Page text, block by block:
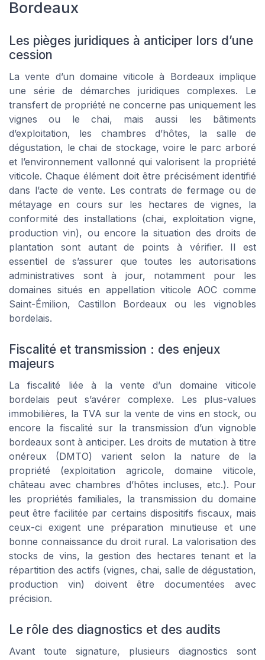
Bordeaux
Les pièges juridiques à anticiper lors d’une
cession
La vente d’un domaine viticole à Bordeaux implique
une série de démarches juridiques complexes. Le
transfert de propriété ne concerne pas uniquement les
vignes ou le chai, mais aussi les bâtiments
d’exploitation, les chambres d’hôtes, la salle de
dégustation, le chai de stockage, voire le parc arboré
et l’environnement vallonné qui valorisent la propriété
viticole. Chaque élément doit être précisément identifié
dans l’acte de vente. Les contrats de fermage ou de
métayage en cours sur les hectares de vignes, la
conformité des installations (chai, exploitation vigne,
production vin), ou encore la situation des droits de
plantation sont autant de points à vérifier. Il est
essentiel de s’assurer que toutes les autorisations
administratives sont à jour, notamment pour les
domaines situés en appellation viticole AOC comme
Saint-Émilion, Castillon Bordeaux ou les vignobles
bordelais.
Fiscalité et transmission : des enjeux
majeurs
La fiscalité liée à la vente d’un domaine viticole
bordelais peut s’avérer complexe. Les plus-values
immobilières, la TVA sur la vente de vins en stock, ou
encore la fiscalité sur la transmission d’un vignoble
bordeaux sont à anticiper. Les droits de mutation à titre
onéreux (DMTO) varient selon la nature de la
propriété (exploitation agricole, domaine viticole,
château avec chambres d’hôtes incluses, etc.). Pour
les propriétés familiales, la transmission du domaine
peut être facilitée par certains dispositifs fiscaux, mais
ceux-ci exigent une préparation minutieuse et une
bonne connaissance du droit rural. La valorisation des
stocks de vins, la gestion des hectares tenant et la
répartition des actifs (vignes, chai, salle de dégustation,
production vin) doivent être documentées avec
précision.
Le rôle des diagnostics et des audits
Avant toute signature, plusieurs diagnostics sont